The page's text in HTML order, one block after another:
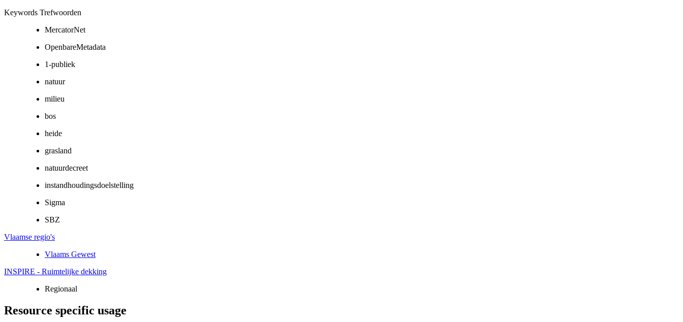
Keywords Trefwoorden
MercatorNet
OpenbareMetadata
1-publiek
natuur
milieu
bos
heide
grasland
natuurdecreet
instandhoudingsdoelstelling
Sigma
SBZ
Vlaamse regio's
Vlaams Gewest
INSPIRE - Ruimtelijke dekking
Regionaal
Resource specific usage